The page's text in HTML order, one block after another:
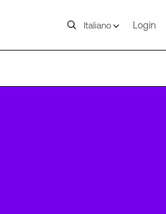
Italiano Login
FRA18